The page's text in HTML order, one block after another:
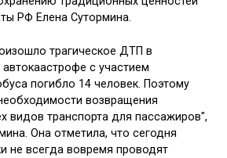
РФ Елена Сутормина.
трагическое ДТП в
с участием
погибло 14 человек. Поэтому
возвращения
видов транспорта для пассажиров",
Она отметила, что сегодня
не всегда вовремя проводят